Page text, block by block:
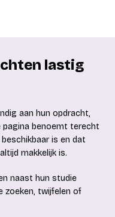
lastig
aan hun opdracht,
benoemt terecht
is en dat
makkelijk is.
naast hun studie
zoeken, twijfelen of